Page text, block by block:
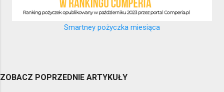
Smartney pożyczka miesiąca
ZOBACZ POPRZEDNIE ARTYKUŁY